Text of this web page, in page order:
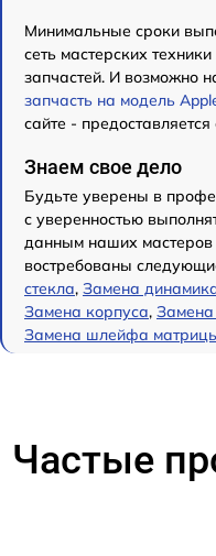
Минимальные сроки
сеть мастерских
запчастей. И возможно
запчасть на модель
сайте -
Знаем свое дело
Будьте уверены в
с уверенностью
данным наших мастеров
востребованы
стекла, Замена
Замена корпуса, Замена
Замена шлейфа
Частые